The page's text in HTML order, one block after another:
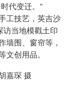
代变迁。”
工技艺，英吉沙
访当地模戳土印
墙围、窗帘等，
创用品。